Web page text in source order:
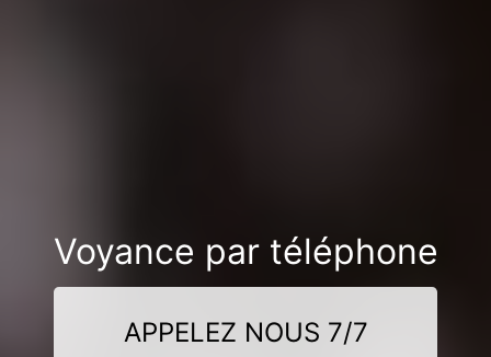
Voyance par téléphone
APPELEZ NOUS 7/7